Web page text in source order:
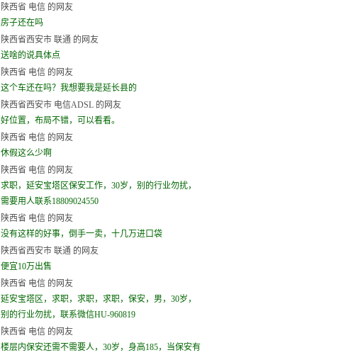
陕西省 电信 的网友
房子还在吗
陕西省西安市 联通 的网友
送啥的说具体点
陕西省 电信 的网友
这个车还在吗？我想要我是延长县的
陕西省西安市 电信ADSL 的网友
好位置，布局不错，可以看看。
陕西省 电信 的网友
休假这么少啊
陕西省 电信 的网友
求职，延安宝塔区保安工作，30岁，别的行业勿扰，
需要用人联系18809024550
陕西省 电信 的网友
没有这样的好事，倒手一卖，十几万进口袋
陕西省西安市 联通 的网友
便宜10万出售
陕西省 电信 的网友
延安宝塔区，求职，求职，求职，保安，男，30岁，
别的行业勿扰，联系微信HU-960819
陕西省 电信 的网友
楼层内保安还需不需要人，30岁，身高185，当保安有